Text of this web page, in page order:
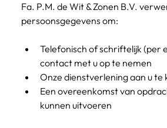
Fa. P.M. de Wit & Zonen B.V.
persoonsgegevens om:
Telefonisch of schriftelijk (per
contact met u op te nemen
Onze dienstverlening aan u te
Een overeenkomst van
kunnen uitvoeren